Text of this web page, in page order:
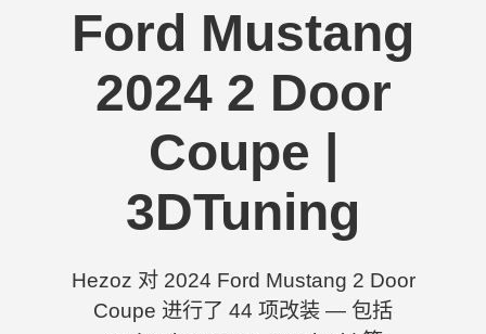
Ford Mustang
2024 2 Door
Coupe |
3DTuning
Hezoz 对 2024 Ford Mustang 2 Door
Coupe 进行了 44 项改装 — 包括